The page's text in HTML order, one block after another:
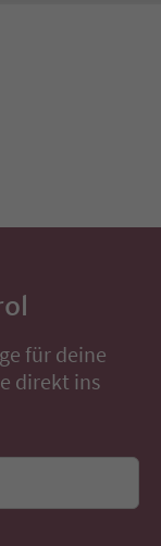
für deine
direkt ins